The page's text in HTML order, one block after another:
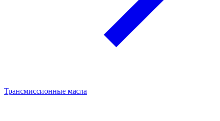
Трансмиссионные масла